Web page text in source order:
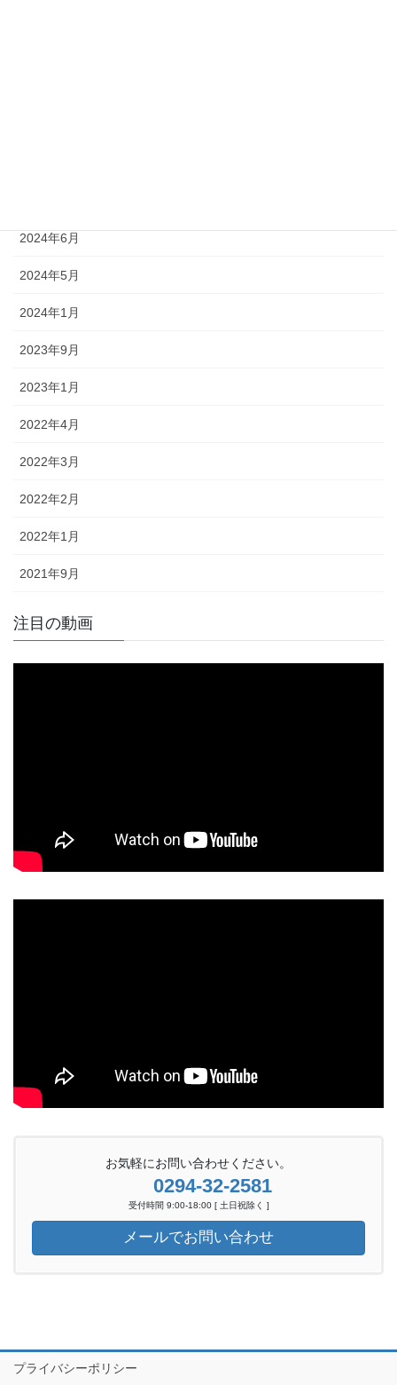
2024年6月
2024年5月
2024年1月
2023年9月
2023年1月
2022年4月
2022年3月
2022年2月
2022年1月
2021年9月
注目の動画
お気軽にお問い合わせください。
0294-32-2581
受付時間 9:00-18:00 [ 土日祝除く ]
メールでお問い合わせ
プライバシーポリシー